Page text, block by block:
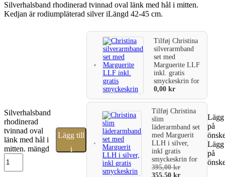
Silverhalsband rhodinerad tvinnad oval länk med hål i mitten.
Kedjan är rodiumpläterad silver iLängd 42-45 cm.
Silverhalsband
rhodinerad
tvinnad oval
länk med hål i
mitten. mängd
Lägg till
i
TilføjChristina
silverarmband
set med
Marguerite LLF
inkl. gratis
smyckeskrinfor
0,00kr
TilføjChristina
slim
läderarmband set
med Marguerit
LLH i silver,
inkl gratis
smyckeskrinfor
395,00kr
355,50kr
på
på